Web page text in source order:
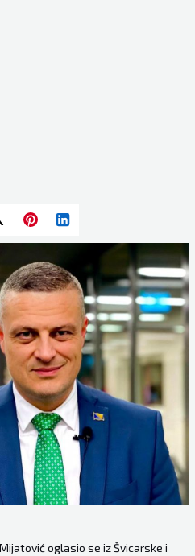
oglasio se iz Švicarske i